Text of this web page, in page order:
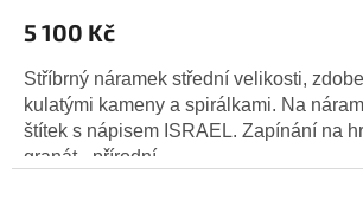
5 100 Kč
Stříbrný náramek střední velikosti,
kulatými kameny a spirálkami. Na
štítek s nápisem ISRAEL. Zapínání na
granát - přírodní...